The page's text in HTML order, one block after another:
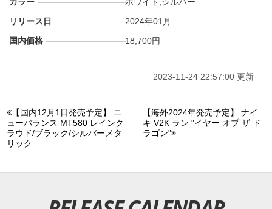
リリース日
2024年01月
国内価格
18,700円
2023-11-24 22:57:00 更新
【国内12月1日発売予定】 ニ
ューバランス MT580 レインク
ラウド/ブラック/シルバーメタ
リック
【海外2024年発売予定】 ナイ
キ V2K ラン "イヤー オブ ザ ド
ラゴン"